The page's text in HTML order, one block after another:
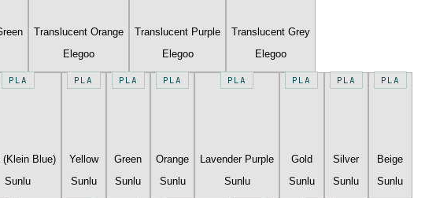
Translucent Orange
Elegoo
Translucent Purple
Elegoo
Translucent Grey
Elegoo
PLA
(Klein Blue)
Sunlu
PLA
Yellow
Sunlu
PLA
Green
Sunlu
PLA
Orange
Sunlu
PLA
Lavender Purple
Sunlu
PLA
Gold
Sunlu
PLA
Silver
Sunlu
PLA
Beige
Sunlu